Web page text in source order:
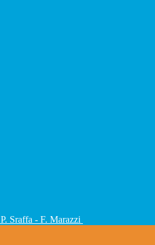
P. Sraffa - F. Marazzi